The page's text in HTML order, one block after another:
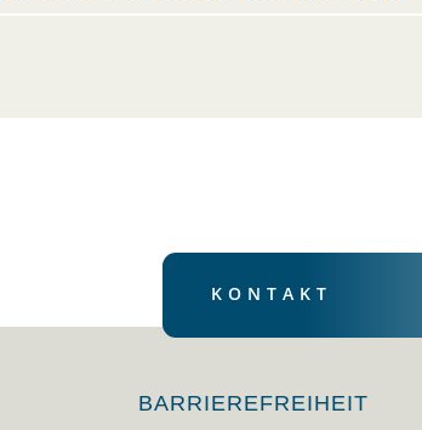
KONTAKT
BARRIEREFREIHEIT